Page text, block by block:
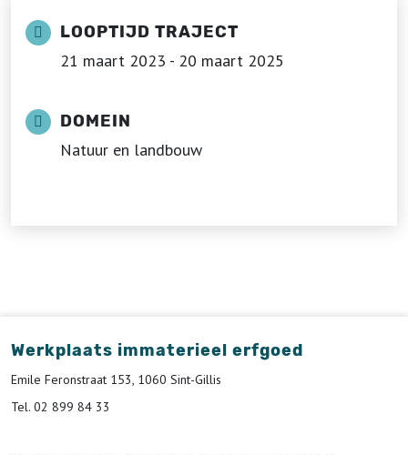
LOOPTIJD TRAJECT
21 maart 2023 - 20 maart 2025
DOMEIN
Natuur en landbouw
Werkplaats immaterieel erfgoed
Emile Feronstraat 153, 1060 Sint-Gillis
Tel. 02 899 84 33